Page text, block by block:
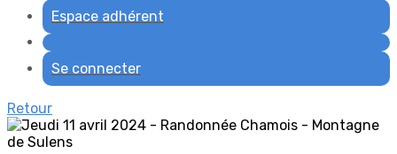
Espace adhérent
Se connecter
Retour